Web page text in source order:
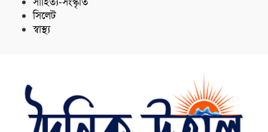
সিলেট
স্বাস্থ্য